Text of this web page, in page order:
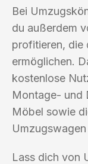
Bei
du außerdem
profitieren, die
ermöglichen.
kostenlose
Montage- und
Möbel sowie
Lass dich von